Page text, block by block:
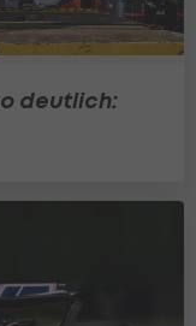
deutlich: